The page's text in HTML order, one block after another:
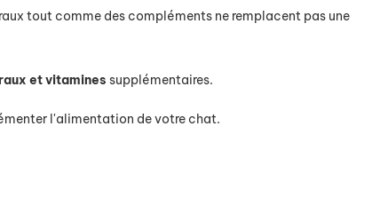
tout comme des compléments ne remplacent pas une
et vitamines supplémentaires.
l'alimentation de votre chat.